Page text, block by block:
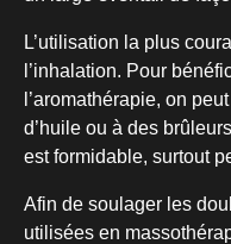
L’utilisation la plus
l’inhalation. Pour
l’aromathérapie, on
d’huile ou à des
est formidable, surtout
Afin de soulager les
utilisées en